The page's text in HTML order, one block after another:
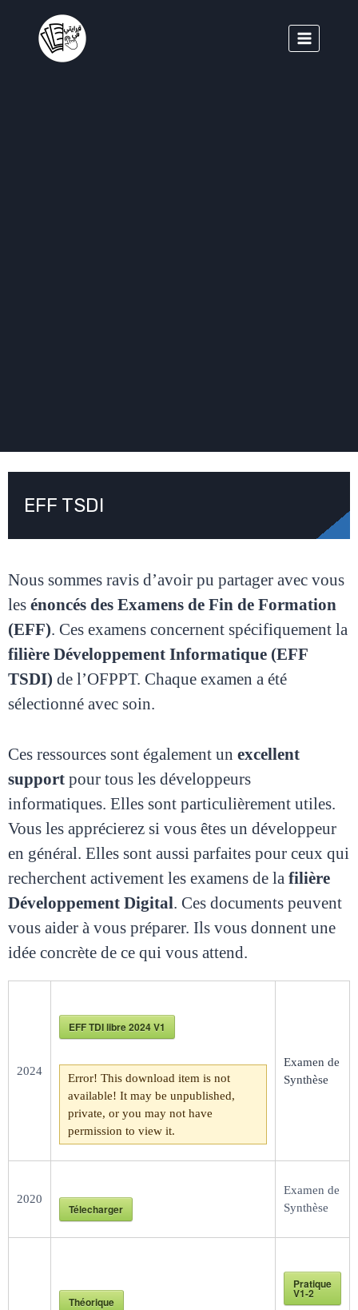
EFF TSDI
Nous sommes ravis d’avoir pu partager avec vous
les énoncés des Examens de Fin de Formation
(EFF). Ces examens concernent spécifiquement la
filière Développement Informatique (EFF
TSDI) de l’OFPPT. Chaque examen a été
sélectionné avec soin.
Ces ressources sont également un excellent
support pour tous les développeurs
informatiques. Elles sont particulièrement utiles.
Vous les apprécierez si vous êtes un développeur
en général. Elles sont aussi parfaites pour ceux qui
recherchent activement les examens de la filière
Développement Digital. Ces documents peuvent
vous aider à vous préparer. Ils vous donnent une
idée concrète de ce qui vous attend.
2024
EFF TDI libre 2024 V1
Error! This download item is not
available! It may be unpublished,
private, or you may not have
permission to view it.
Examen de
Synthèse
2020
Télecharger
Examen de
Synthèse
Théorique
Pratique
V1-2